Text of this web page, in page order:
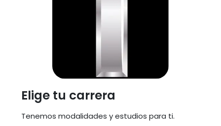
Elige tu carrera
Tenemos modalidades y estudios para ti.